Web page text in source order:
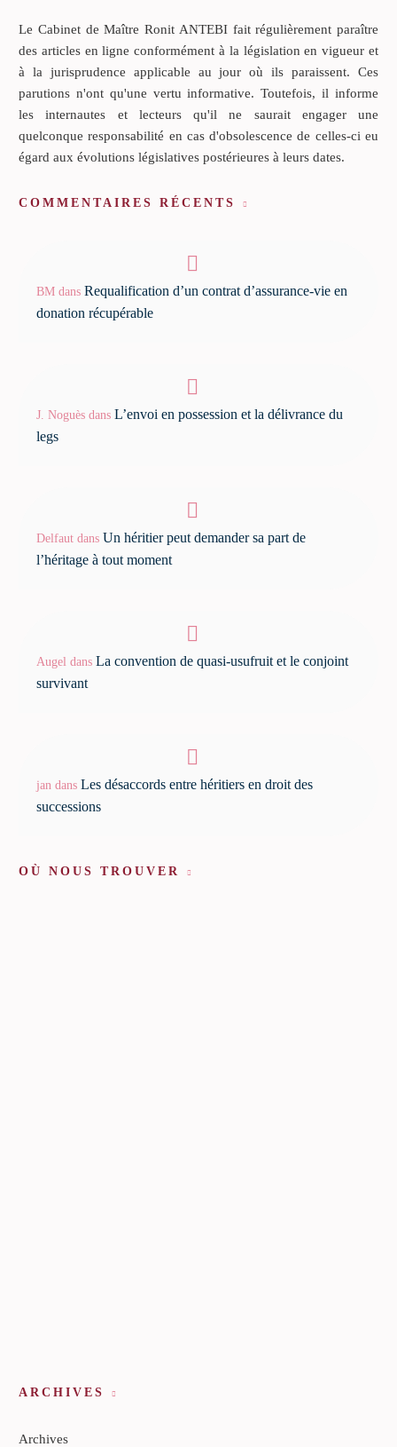
Le Cabinet de Maître Ronit ANTEBI fait régulièrement paraître
des articles en ligne conformément à la législation en vigueur et
à la jurisprudence applicable au jour où ils paraissent. Ces
parutions n'ont qu'une vertu informative. Toutefois, il informe
les internautes et lecteurs qu'il ne saurait engager une
quelconque responsabilité en cas d'obsolescence de celles-ci eu
égard aux évolutions législatives postérieures à leurs dates.
COMMENTAIRES RÉCENTS
BM dans Requalification d’un contrat d’assurance-vie en
donation récupérable
J. Noguès dans L’envoi en possession et la délivrance du
legs
Delfaut dans Un héritier peut demander sa part de
l’héritage à tout moment
Augel dans La convention de quasi-usufruit et le conjoint
survivant
jan dans Les désaccords entre héritiers en droit des
successions
OÙ NOUS TROUVER
ARCHIVES
Archives